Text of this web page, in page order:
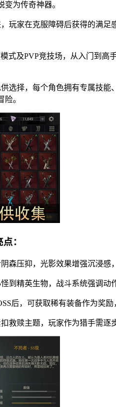
为传奇神器。
玩家在克服障碍后获得的满
式及PVP竞技场，从入门到
选择，每个角色拥有专属技
。
：
森压抑，光影效果增强沉浸感
到精英生物，战斗系统强调动
后，可获取稀有装备作为奖励
救赎主题，玩家作为猎手需逐